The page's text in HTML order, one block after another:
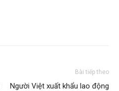
Bài tiếp theo
Người Việt xuất khẩu lao động